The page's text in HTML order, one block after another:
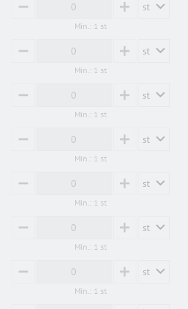
MINUS PLUSst
Min.: 1 st
MINUS PLUSst
Min.: 1 st
MINUS PLUSst
Min.: 1 st
MINUS PLUSst
Min.: 1 st
MINUS PLUSst
Min.: 1 st
MINUS PLUSst
Min.: 1 st
MINUS PLUSst
Min.: 1 st